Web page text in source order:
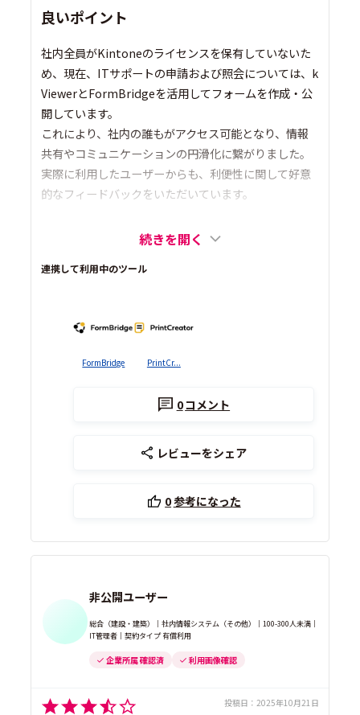
良いポイント
社内全員がKintoneのライセンスを保有していないた
め、現在、ITサポートの申請および照会については、k
ViewerとFormBridgeを活用してフォームを作成・公
開しています。
これにより、社内の誰もがアクセス可能となり、情報
共有やコミュニケーションの円滑化に繋がりました。
実際に利用したユーザーからも、利便性に関して好意
的なフィードバックをいただいています。
続きを開く
連携して利用中のツール
FormBridge PrintCr...
0コメント
レビューをシェア
0参考になった
非公開ユーザー
総合（建設・建築）｜社内情報システム（その他）｜100-300人未満｜
IT管理者｜契約タイプ 有償利用
企業所属 確認済 利用画像確認
投稿日： 2025年10月21日